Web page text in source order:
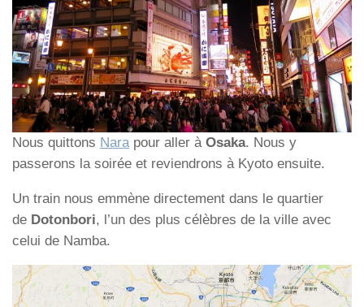
Nous quittons Narapour aller à Osaka. Nous y
passerons la soirée et reviendrons à Kyoto ensuite.
Un train nous emmène directement dans le quartier
de Dotonbori, l’un des plus célèbres de la ville avec
celui de Namba.